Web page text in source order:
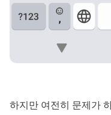
하지만 여전히 문제가